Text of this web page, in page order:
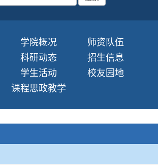
学院概况
师资队伍
科研动态
招生信息
学生活动
校友园地
课程思政教学